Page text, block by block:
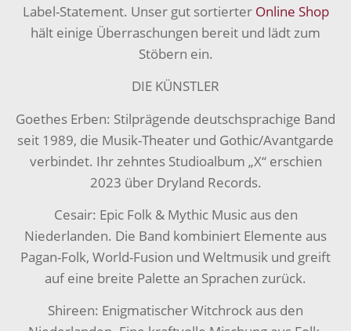
Label-Statement. Unser gut sortierter Online Shop
hält einige Überraschungen bereit und lädt zum
Stöbern ein.
DIE KÜNSTLER
Goethes Erben: Stilprägende deutschsprachige Band
seit 1989, die Musik-Theater und Gothic/Avantgarde
verbindet. Ihr zehntes Studioalbum „X“ erschien
2023 über Dryland Records.
Cesair: Epic Folk & Mythic Music aus den
Niederlanden. Die Band kombiniert Elemente aus
Pagan-Folk, World-Fusion und Weltmusik und greift
auf eine breite Palette an Sprachen zurück.
Shireen: Enigmatischer Witchrock aus den